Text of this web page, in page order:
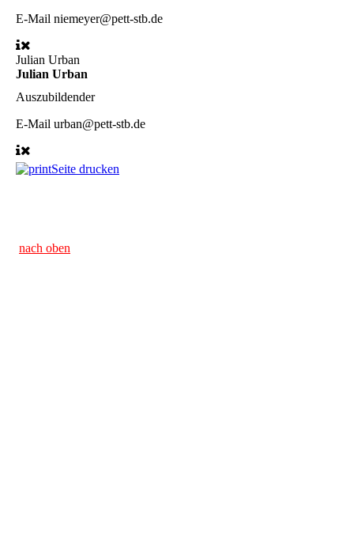
E-Mail niemeyer@pett-stb.de
Julian Urban
Julian Urban
Auszubildender
E-Mail urban@pett-stb.de
Seite drucken
nach oben